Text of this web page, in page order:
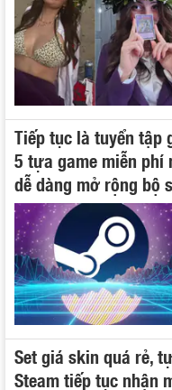
Tiếp tục là tuyển tập
5 tựa game miễn
dễ dàng mở rộng bộ
Set giá skin quá rẻ,
Steam tiếp tục nhận